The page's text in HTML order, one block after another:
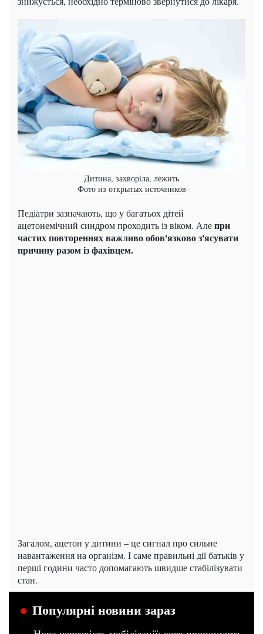
Дитина, захворіла, лежить
Фото из открытых источников
Педіатри зазначають, що у багатьох дітей
ацетонемічний синдром проходить із віком. Алепри
частих повтореннях важливо обов'язково з'ясувати
причину разом із фахівцем.
Загалом, ацетон у дитини – це сигнал про сильне
навантаження на організм. І саме правильні дії батьків у
перші години часто допомагають швидше стабілізувати
стан.
Популярні новини зараз